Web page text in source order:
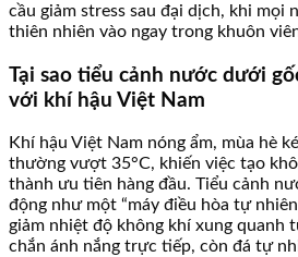
cầu giảm stress sau đại dịch, khi mọi
thiên nhiên vào ngay trong khuôn
Tại sao tiểu cảnh nước dưới
với khí hậu Việt Nam
Khí hậu Việt Nam nóng ẩm, mùa hè
thường vượt 35°C, khiến việc tạo
thành ưu tiên hàng đầu. Tiểu cảnh
động như một “máy điều hòa tự
giảm nhiệt độ không khí xung quanh
chắn ánh nắng trực tiếp, còn đá tự